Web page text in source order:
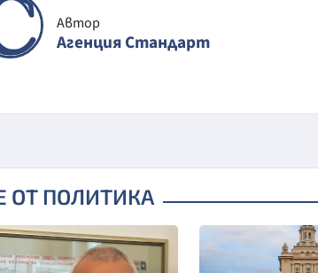
Автор
Агенция Стандарт
ОТ ПОЛИТИКА